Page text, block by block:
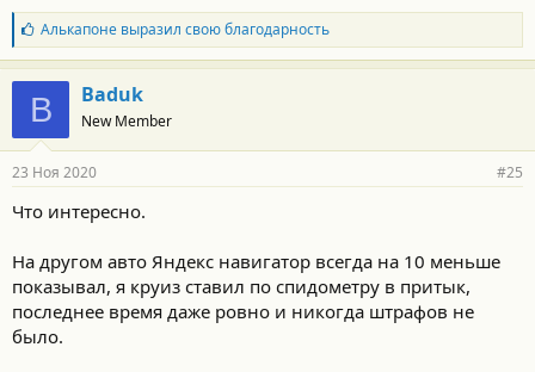
Б
л
а
г
о
д
а
н
с
и
:
Алькапоневыразил свою благодарность
B Baduk
New Member
23 Ноя 2020 #25
Что интересно.
На другом авто Яндекс навигатор всегда на 10 меньше
показывал, я круиз ставил по спидометру в притык,
последнее время даже ровно и никогда штрафов не
было.